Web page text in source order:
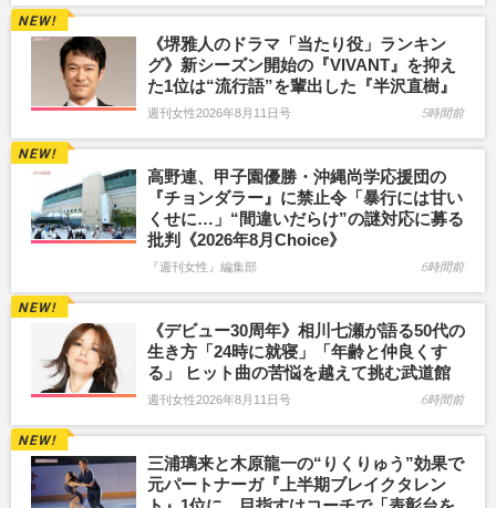
《堺雅人のドラマ「当たり役」ランキン
グ》新シーズン開始の『VIVANT』を抑え
た1位は“流行語”を輩出した『半沢直樹』
週刊女性2026年8月11日号 5時間前
高野連、甲子園優勝・沖縄尚学応援団の
『チョンダラー』に禁止令「暴行には甘い
くせに…」“間違いだらけ”の謎対応に募る
批判《2026年8月Choice》
『週刊女性』編集部 6時間前
《デビュー30周年》相川七瀬が語る50代の
生き方「24時に就寝」「年齢と仲良くす
る」 ヒット曲の苦悩を越えて挑む武道館
週刊女性2026年8月11日号 6時間前
三浦璃来と木原龍一の“りくりゅう”効果で
元パートナーガ『上半期ブレイクタレン